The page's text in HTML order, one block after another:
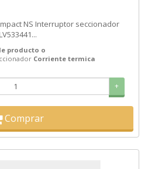
producto o
Corriente termica
+
Comprar